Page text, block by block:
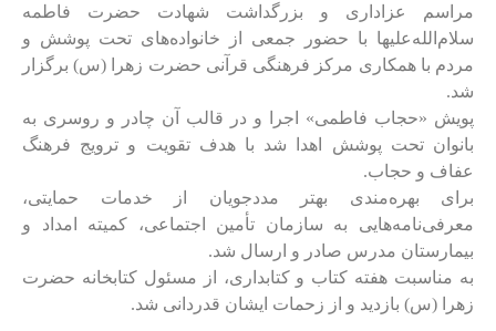
مراسم عزاداری و بزرگداشت شهادت حضرت فاطمه
سلام‌الله‌علیها با حضور جمعی از خانواده‌های تحت پوشش و
مردم با همکاری مرکز فرهنگی قرآنی حضرت زهرا (س) برگزار
شد.
پویش «حجاب فاطمی» اجرا و در قالب آن چادر و روسری به
بانوان تحت پوشش اهدا شد با هدف تقویت و ترویج فرهنگ
عفاف و حجاب.
برای بهره‌مندی بهتر مددجویان از خدمات حمایتی،
معرفی‌نامه‌هایی به سازمان تأمین اجتماعی، کمیته امداد و
بیمارستان مدرس صادر و ارسال شد.
به مناسبت هفته کتاب و کتابداری، از مسئول کتابخانه حضرت
زهرا (س) بازدید و از زحمات ایشان قدردانی شد.